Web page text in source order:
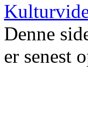
Denne
er senest